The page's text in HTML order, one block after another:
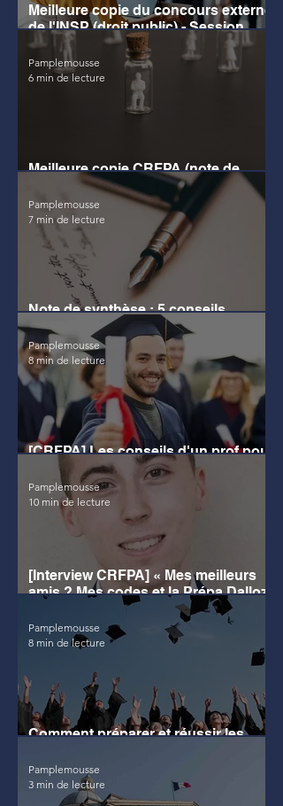
Meilleure copie du concours externe
de l'INSP (droit public) - Session
2023
Meilleure copie CRFPA (note de
synthèse) - Session 2022
Pamplemousse
6 min de lecture
Note de synthèse : 5 conseils
essentiels + 5 erreurs
Pamplemousse
7 min de lecture
[CRFPA] Les conseils d'un prof pour
réussir la note de synthèse
Pamplemousse
8 min de lecture
[Interview CRFPA] « Mes meilleurs
amis ? Mes codes et la Prépa Dalloz
Pamplemousse
10 min de lecture
Comment préparer et réussir les
Pamplemousse
8 min de lecture
Pamplemousse
3 min de lecture